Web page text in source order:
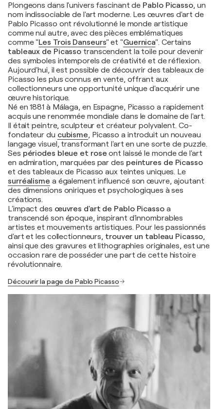
Plongeons dans l'univers fascinant de Pablo Picasso, un
nom indissociable de l'art moderne. Les œuvres d'art de
Pablo Picasso ont révolutionné le monde artistique
comme nul autre, avec des pièces emblématiques
comme"Les Trois Danseurs"et"Guernica". Certains
tableaux de Picasso transcendent la toile pour devenir
des symboles intemporels de créativité et de réflexion.
Aujourd'hui, il est possible de découvrir des tableaux de
Picasso les plus connus en vente, offrant aux
collectionneurs une opportunité unique d'acquérir une
œuvre historique.
Né en 1881 à Málaga, en Espagne, Picasso a rapidement
acquis une renommée mondiale dans le domaine de l'art.
Il était peintre, sculpteur et créateur polyvalent. Co-
fondateur du cubisme, Picasso a introduit un nouveau
langage visuel, transformant l'art en une sorte de puzzle.
Ses périodes bleue et rose ont laissé le monde de l'art
en admiration, marquées par des peintures de Picasso
et des tableaux de Picasso aux teintes uniques. Le
surréalisme a également influencé son œuvre, ajoutant
des dimensions oniriques et psychologiques à ses
créations.
L'impact des œuvres d'art de Pablo Picassoa
transcendé son époque, inspirant d'innombrables
artistes et mouvements artistiques. Pour les passionnés
d'art et les collectionneurs, trouver un tableau Picasso,
ainsi que des gravures et lithographies originales, est une
occasion rare de posséder une part de cette histoire
révolutionnaire.
Découvrir la page de Pablo Picasso